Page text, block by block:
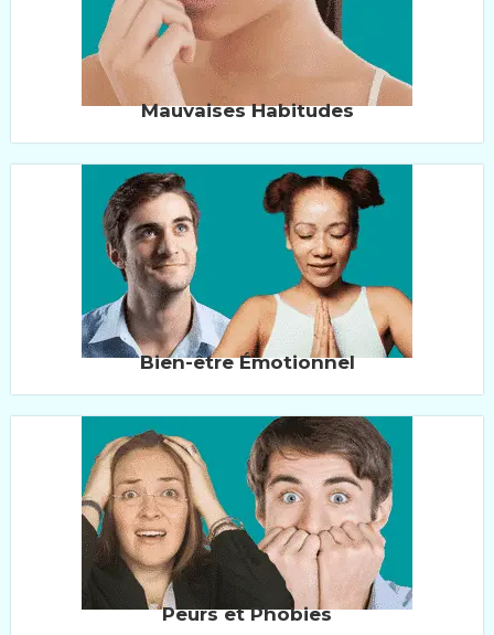
Mauvaises Habitudes
Bien-être Émotionnel
Peurs et Phobies